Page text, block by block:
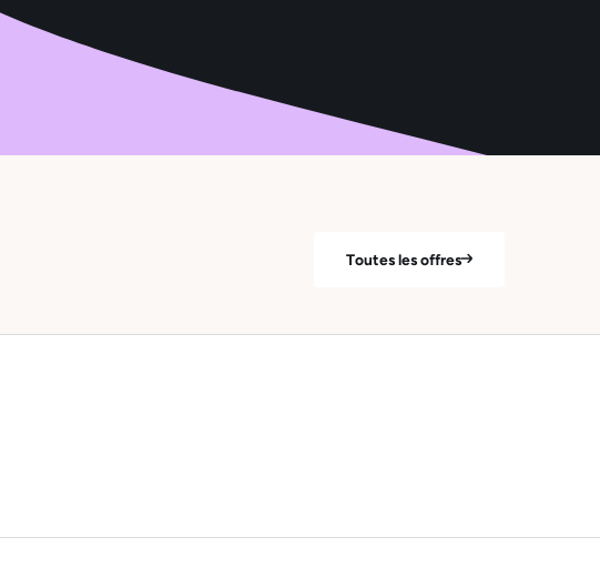
Toutes les offres